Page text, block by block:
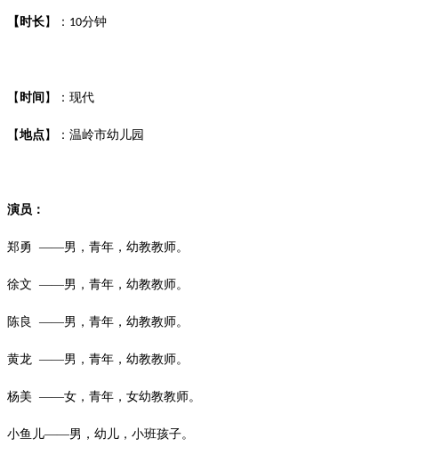
【时长】： 10分钟
【 时间 】：现代
【地点】：温岭市幼儿园
演员：
郑勇 ——男，青年，幼教教师。
徐文 ——男，青年，幼教教师。
陈良 ——男，青年，幼教教师。
黄龙 ——男，青年，幼教教师。
杨美 ——女，青年，女幼教教师。
小鱼儿——男，幼儿，小班孩子。